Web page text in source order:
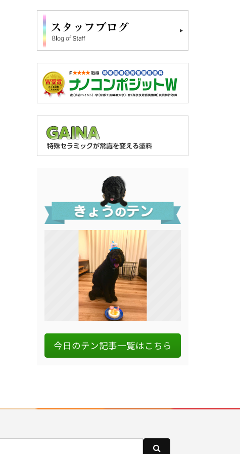
今日のテン記事一覧はこちら